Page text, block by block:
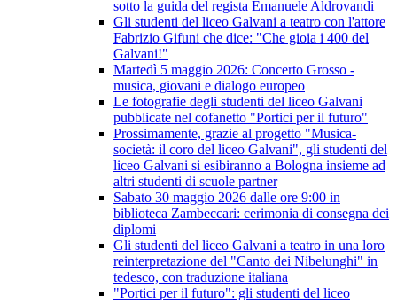
sotto la guida del regista Emanuele Aldrovandi
Gli studenti del liceo Galvani a teatro con l'attore
Fabrizio Gifuni che dice: "Che gioia i 400 del
Galvani!"
Martedì 5 maggio 2026: Concerto Grosso -
musica, giovani e dialogo europeo
Le fotografie degli studenti del liceo Galvani
pubblicate nel cofanetto "Portici per il futuro"
Prossimamente, grazie al progetto "Musica-
società: il coro del liceo Galvani", gli studenti del
liceo Galvani si esibiranno a Bologna insieme ad
altri studenti di scuole partner
Sabato 30 maggio 2026 dalle ore 9:00 in
biblioteca Zambeccari: cerimonia di consegna dei
diplomi
Gli studenti del liceo Galvani a teatro in una loro
reinterpretazione del "Canto dei Nibelunghi" in
tedesco, con traduzione italiana
"Portici per il futuro": gli studenti del liceo